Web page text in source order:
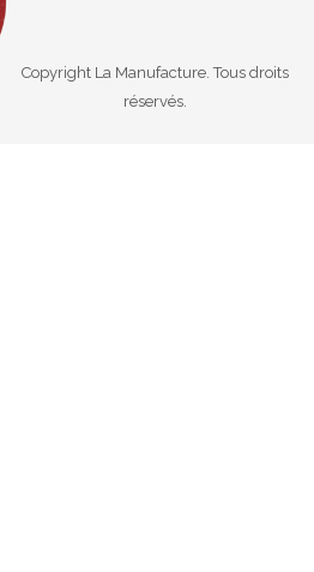
Copyright La Manufacture. Tous droits
réservés.